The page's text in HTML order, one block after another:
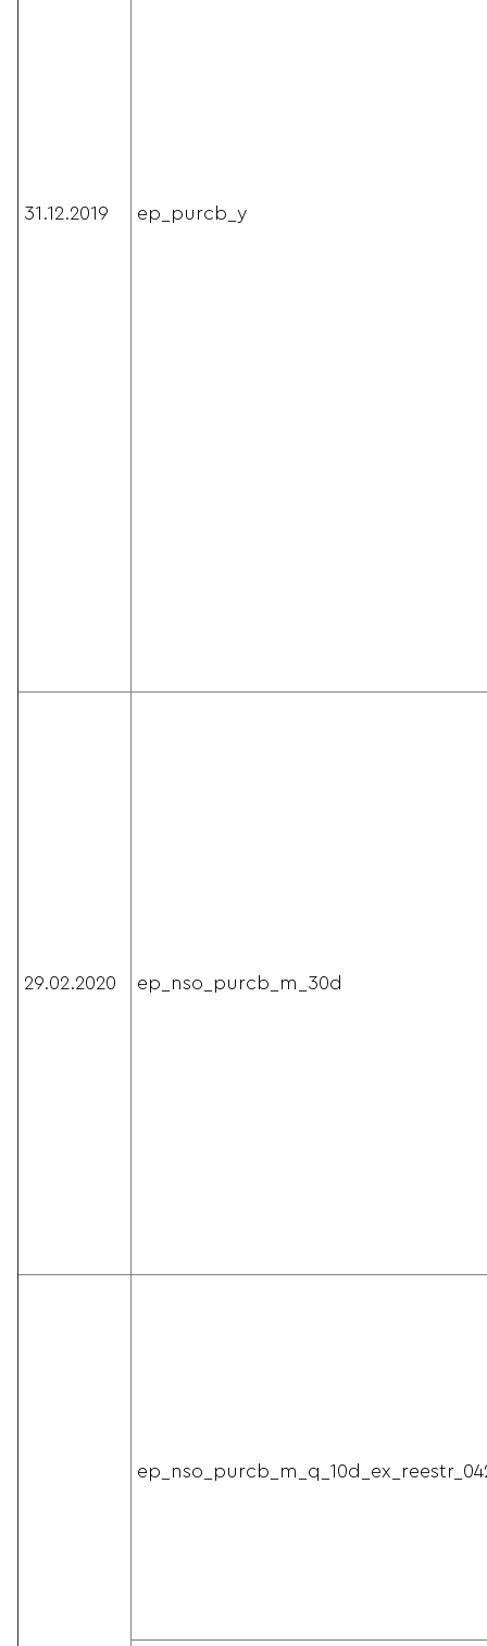
31.12.2019 ep_purcb_y
29.02.2020 ep_nso_purcb_m_30d